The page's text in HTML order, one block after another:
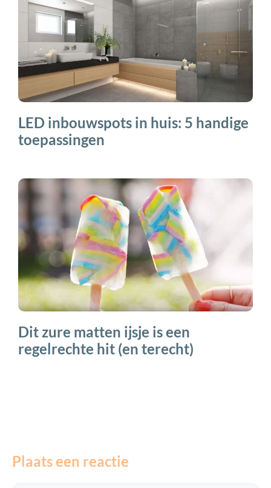
LED inbouwspots in huis: 5 handige
toepassingen
Dit zure matten ijsje is een
regelrechte hit (en terecht)
Plaats een reactie